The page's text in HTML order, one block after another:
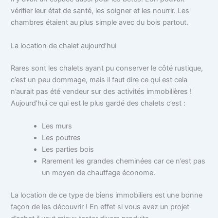
vérifier leur état de santé, les soigner et les nourrir. Les
chambres étaient au plus simple avec du bois partout.
La location de chalet aujourd’hui
Rares sont les chalets ayant pu conserver le côté rustique,
c’est un peu dommage, mais il faut dire ce qui est cela
n’aurait pas été vendeur sur des activités immobilières !
Aujourd’hui ce qui est le plus gardé des chalets c’est :
Les murs
Les poutres
Les parties bois
Rarement les grandes cheminées car ce n’est pas
un moyen de chauffage économe.
La location de ce type de biens immobiliers est une bonne
façon de les découvrir ! En effet si vous avez un projet